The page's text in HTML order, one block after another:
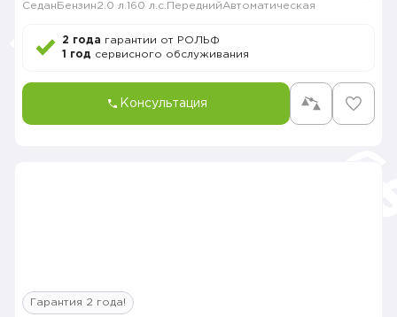
Седан Бензин2.0 л. 160 л.с. ПереднийАвтоматическая
2 года гарантии от РОЛЬФ
1 год сервисного обслуживания
Консультация
Гарантия 2 года!